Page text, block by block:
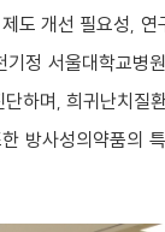
도 개선 필요성, 연
정 서울대학교병
하며, 희귀난치질
방사성의약품의